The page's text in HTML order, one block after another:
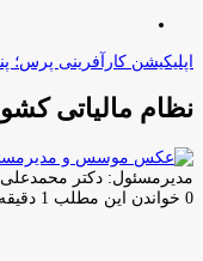
اپلیکیشن کارآفرینی پرس؛
نظام مالیاتی
مدیرمسئول: دکتر محمدعلی
0 خواندن این مطلب 1 دقیقه زمان میبرد